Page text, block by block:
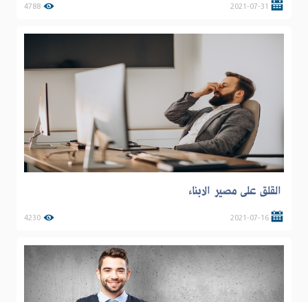
2021-07-31
4788
القلق على مصير الابناء
2021-07-16
4230